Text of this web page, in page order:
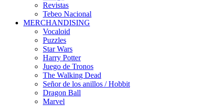
Revistas
Tebeo Nacional
MERCHANDISING
Vocaloid
Puzzles
Star Wars
Harry Potter
Juego de Tronos
The Walking Dead
Señor de los anillos / Hobbit
Dragon Ball
Marvel